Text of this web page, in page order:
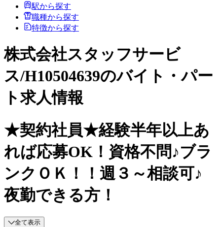
駅から探す
職種から探す
特徴から探す
株式会社スタッフサービ
ス/H10504639のバイト・パー
ト求人情報
★契約社員★経験半年以上あ
れば応募OK！資格不問♪ブラ
ンクＯＫ！！週３～相談可♪
夜勤できる方！
全て表示